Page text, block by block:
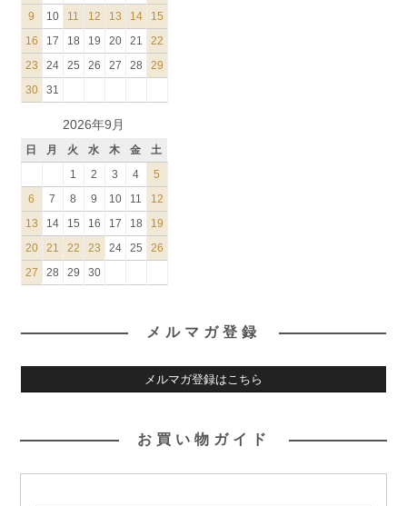
9
10 11 12 13 14
15
16
17 18 19 20 21
22
23
24 25 26 27 28
29
30
31
2026年9月
日 月 火 水 木 金
土
1
2 3 4
5
6
7 8 9 10 11
12
13
14 15 16 17 18
19
20
21 22 23 24 25
26
27
28 29 30
メルマガ登録
メルマガ登録はこちら
お買い物ガイド